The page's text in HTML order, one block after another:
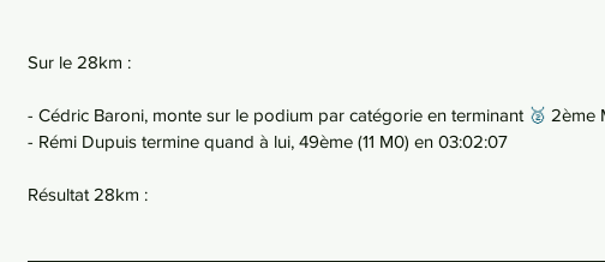
Sur le 28km :
- Cédric Baroni, monte sur le podium par catégorie en terminant 🥈 2ème
- Rémi Dupuis termine quand à lui, 49ème (11 M0) en 03:02:07
Résultat 28km :